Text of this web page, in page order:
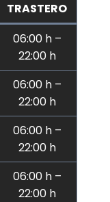
TRASTERO
06:00 h –
22:00 h
06:00 h –
22:00 h
06:00 h –
22:00 h
06:00 h –
22:00 h